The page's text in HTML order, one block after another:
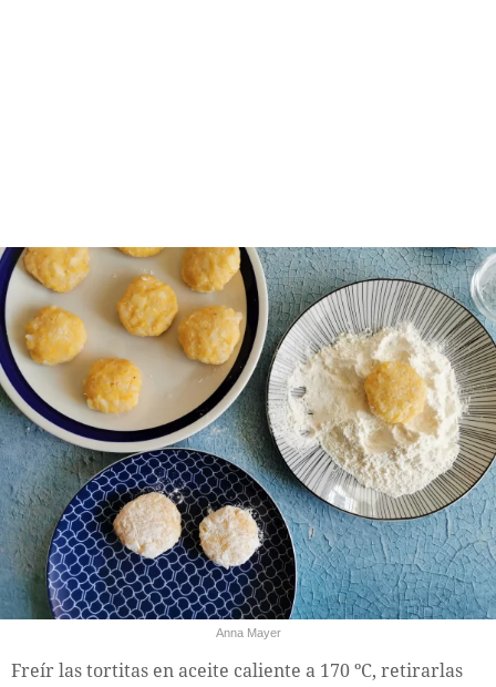
Anna Mayer
Freír las tortitas en aceite caliente a 170 ºC, retirarlas